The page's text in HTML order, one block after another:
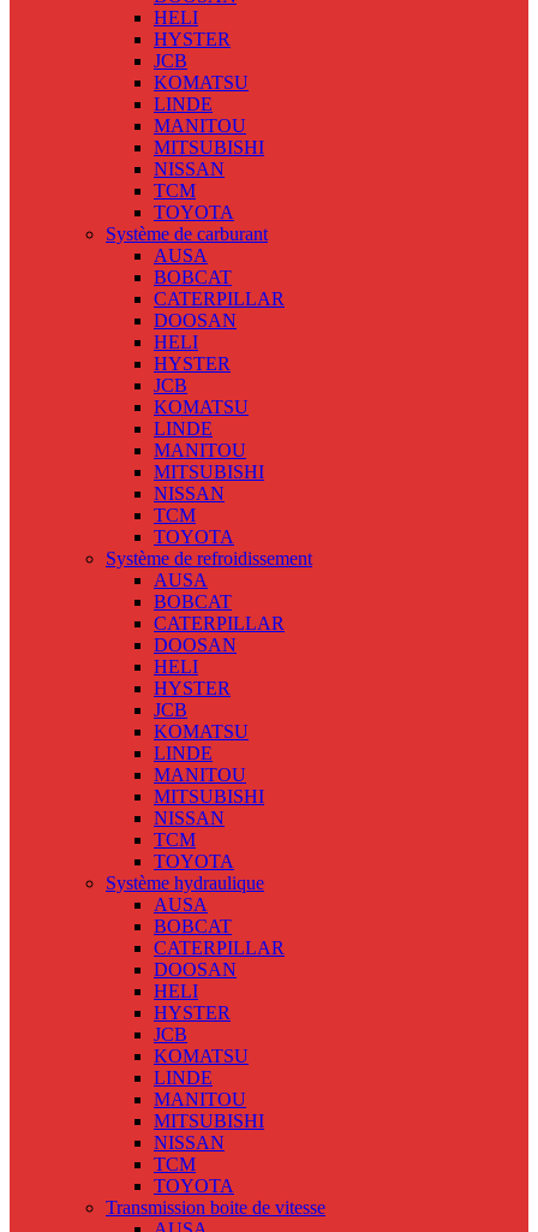
HELI
HYSTER
JCB
KOMATSU
LINDE
MANITOU
MITSUBISHI
NISSAN
TCM
TOYOTA
Système de carburant
AUSA
BOBCAT
CATERPILLAR
DOOSAN
HELI
HYSTER
JCB
KOMATSU
LINDE
MANITOU
MITSUBISHI
NISSAN
TCM
TOYOTA
Système de refroidissement
AUSA
BOBCAT
CATERPILLAR
DOOSAN
HELI
HYSTER
JCB
KOMATSU
LINDE
MANITOU
MITSUBISHI
NISSAN
TCM
TOYOTA
Système hydraulique
AUSA
BOBCAT
CATERPILLAR
DOOSAN
HELI
HYSTER
JCB
KOMATSU
LINDE
MANITOU
MITSUBISHI
NISSAN
TCM
TOYOTA
Transmission boite de vitesse